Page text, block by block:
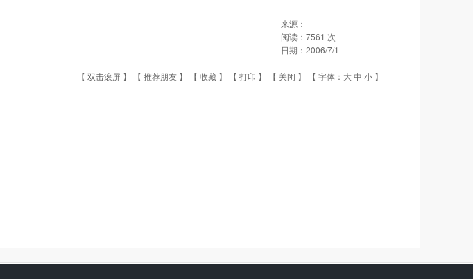
来源：
阅读： 7561 次
日期： 2006/7/1
【 双击滚屏 】 【 推荐朋友 】 【 收藏 】 【 打印 】 【 关闭 】 【 字体： 大中 小 】